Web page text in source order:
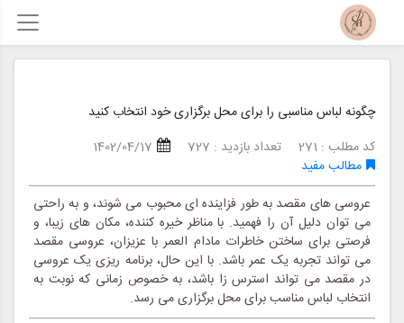
چگونه لباس مناسبی را برای محل برگزاری خود انتخاب کنید
کد مطلب : 271
تعداد بازدید : 727
1402/04/17
مطالب مفید
عروسی های مقصد به طور فزاینده ای محبوب می شوند، و به راحتی
می توان دلیل آن را فهمید. با مناظر خیره کننده، مکان های زیبا، و
فرصتی برای ساختن خاطرات مادام العمر با عزیزان، عروسی مقصد
می تواند تجربه یک عمر باشد. با این حال، برنامه ریزی یک عروسی
در مقصد می تواند استرس زا باشد، به خصوص زمانی که نوبت به
انتخاب لباس مناسب برای محل برگزاری می رسد.